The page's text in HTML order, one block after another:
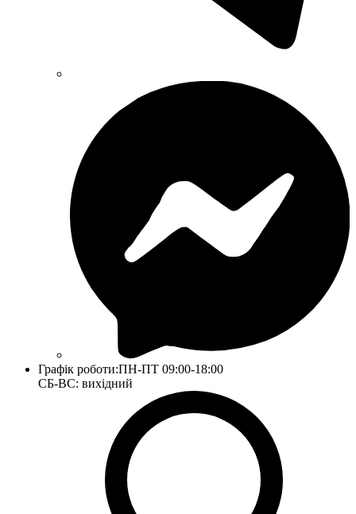
Графік роботи:ПН-ПТ 09:00-18:00
СБ-ВС: вихідний